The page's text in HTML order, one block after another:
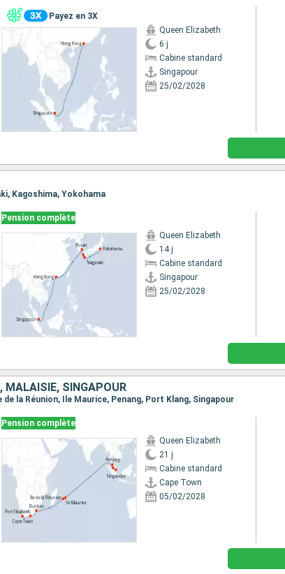
Payez en 3X
Queen Elizabeth
6 j
Cabine standard
Singapour
25/02/2028
Kagoshima, Yokohama
Pension complète
Queen Elizabeth
14 j
Cabine standard
Singapour
25/02/2028
MALAISIE, SINGAPOUR
la Réunion, Ile Maurice, Penang, Port Klang, Singapour
Pension complète
Queen Elizabeth
21 j
Cabine standard
Cape Town
05/02/2028